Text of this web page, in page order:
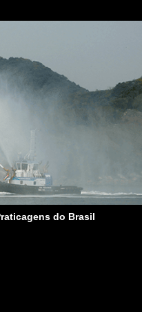
do Brasil